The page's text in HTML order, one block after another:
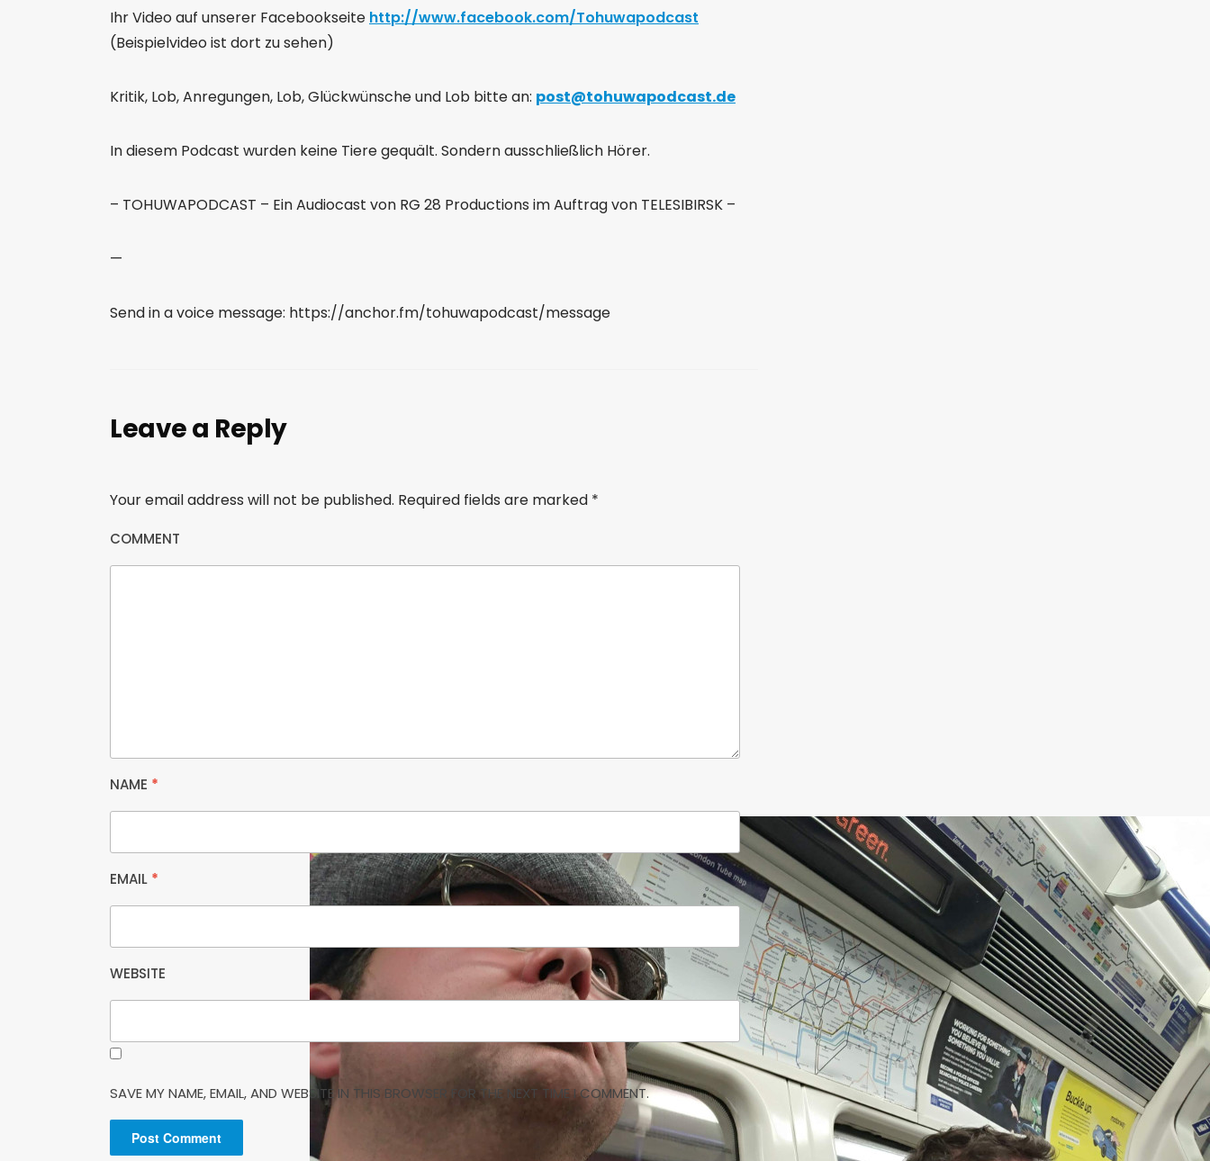
Ihr Video auf unserer Facebookseite http://www.facebook.com/Tohuwapodcast
(Beispielvideo ist dort zu sehen)
Kritik, Lob, Anregungen, Lob, Glückwünsche und Lob bitte an: post@tohuwapodcast.de
In diesem Podcast wurden keine Tiere gequält. Sondern ausschließlich Hörer.
– TOHUWAPODCAST – Ein Audiocast von RG 28 Productions im Auftrag von TELESIBIRSK –
—
Send in a voice message: https://anchor.fm/tohuwapodcast/message
Leave a Reply
Your email address will not be published. Required fields are marked *
COMMENT
NAME *
EMAIL *
WEBSITE
SAVE MY NAME, EMAIL, AND WEBSITE IN THIS BROWSER FOR THE NEXT TIME I COMMENT.